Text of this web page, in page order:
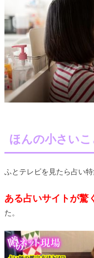
ほんの小さい
ふとテレビを見たら占い
ある占いサイトが驚
た。